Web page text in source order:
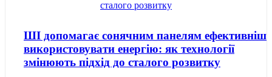
ШІ допомагає сонячним панелям ефективніше
використовувати енергію: як технології
змінюють підхід до сталого розвитку